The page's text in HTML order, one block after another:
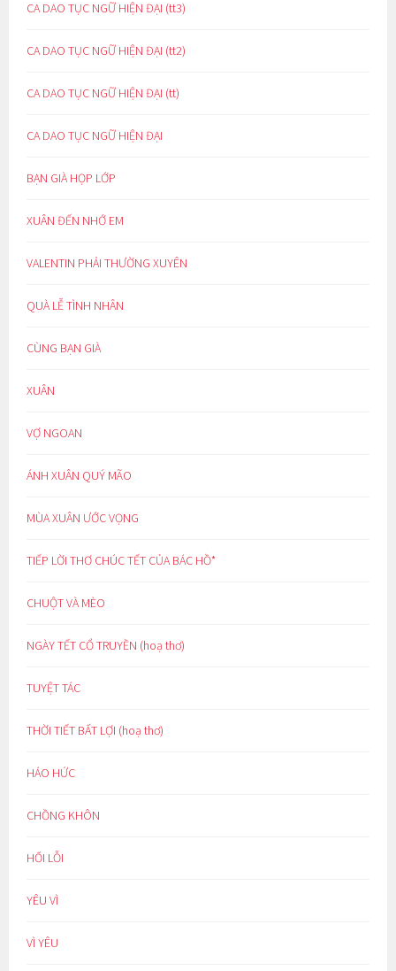
CA DAO TỤC NGỮ HIỆN ĐẠI (tt3)
CA DAO TỤC NGỮ HIỆN ĐẠI (tt2)
CA DAO TỤC NGỮ HIỆN ĐẠI (tt)
CA DAO TỤC NGỮ HIỆN ĐẠI
BẠN GIÀ HỌP LỚP
XUÂN ĐẾN NHỚ EM
VALENTIN PHẢI THƯỜNG XUYÊN
QUÀ LỄ TÌNH NHÂN
CÙNG BẠN GIÀ
XUÂN
VỢ NGOAN
ÁNH XUÂN QUÝ MÃO
MÙA XUÂN ƯỚC VỌNG
TIẾP LỜI THƠ CHÚC TẾT CỦA BÁC HỒ*
CHUỘT VÀ MÈO
NGÀY TẾT CỔ TRUYỀN (hoạ thơ)
TUYỆT TÁC
THỜI TIẾT BẤT LỢI (hoạ thơ)
HÁO HỨC
CHỒNG KHÔN
HỐI LỖI
YÊU VÌ
VÌ YÊU